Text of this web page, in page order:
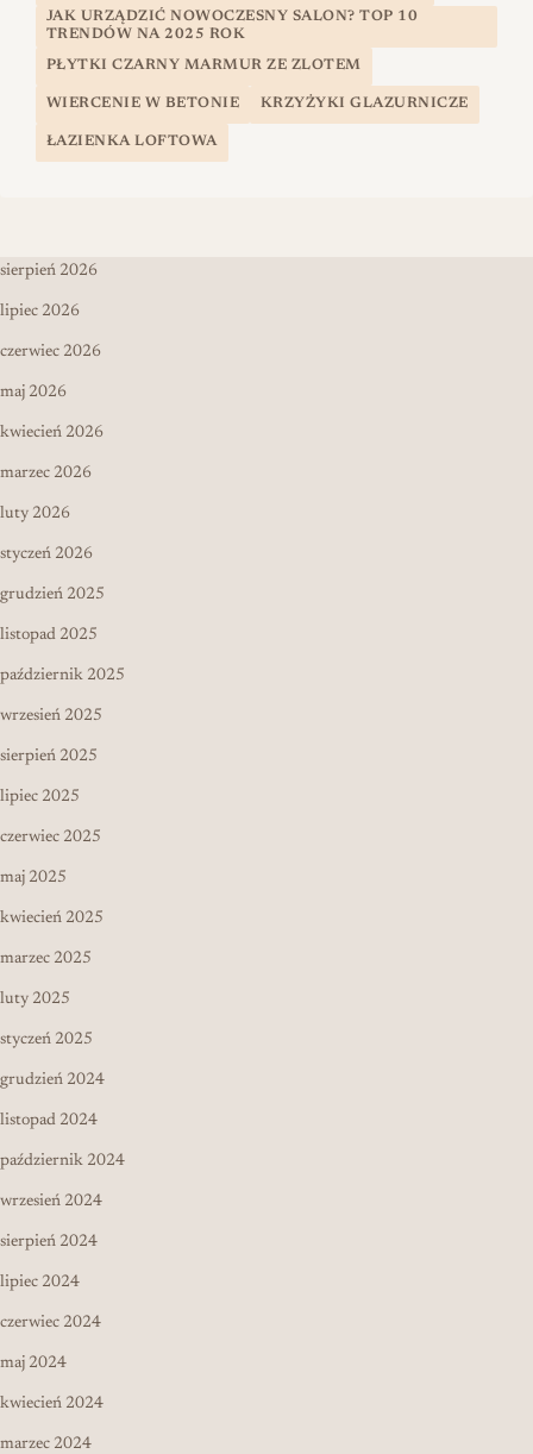
JAK URZĄDZIĆ NOWOCZESNY SALON? TOP 10
TRENDÓW NA 2025 ROK
PŁYTKI CZARNY MARMUR ZE ZLOTEM
WIERCENIE W BETONIE KRZYŻYKI GLAZURNICZE
ŁAZIENKA LOFTOWA
sierpień 2026
lipiec 2026
czerwiec 2026
maj 2026
kwiecień 2026
marzec 2026
luty 2026
styczeń 2026
grudzień 2025
listopad 2025
październik 2025
wrzesień 2025
sierpień 2025
lipiec 2025
czerwiec 2025
maj 2025
kwiecień 2025
marzec 2025
luty 2025
styczeń 2025
grudzień 2024
listopad 2024
październik 2024
wrzesień 2024
sierpień 2024
lipiec 2024
czerwiec 2024
maj 2024
kwiecień 2024
marzec 2024